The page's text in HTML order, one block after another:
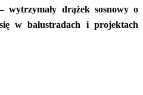
wytrzymały drążek sosnowy o
w balustradach i projektach